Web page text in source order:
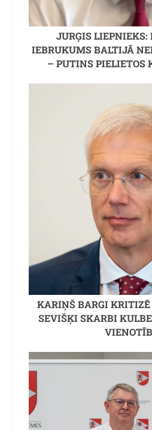
JURĢIS
IEBRUKUMS BALTIJĀ
– PUTINS PIELIETOS
KARIŅŠ BARGI
SEVIŠĶI SKARBI